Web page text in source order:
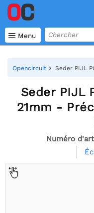
 Menu
Opencircuit Seder PIJL
Seder PIJL
21mm -
Numéro